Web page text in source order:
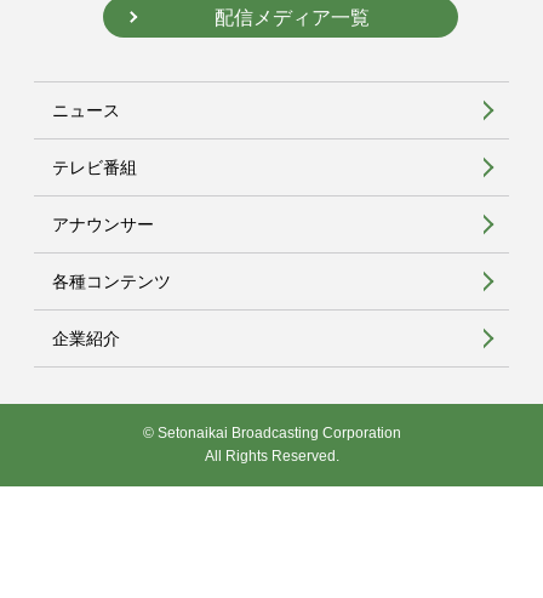
配信メディア一覧
ニュース
テレビ番組
アナウンサー
各種コンテンツ
企業紹介
© Setonaikai Broadcasting Corporation
All Rights Reserved.